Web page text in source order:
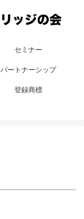
セミナー
パートナーシップ
登録商標